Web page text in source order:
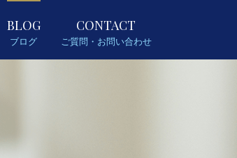
BLOG
ブログ
CONTACT
ご質問・お問い合わせ